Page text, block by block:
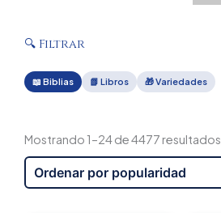
🔍 Filtrar
📖 Biblias 📗 Libros 🎁 Variedades
Mostrando 1–24 de 4477 resultados